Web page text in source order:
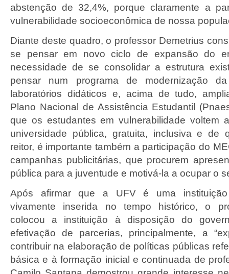
abstenção de 32,4%, porque claramente a
vulnerabilidade socioeconômica de nossa
Diante deste quadro, o professor Demetrius
se pensar em novo ciclo de expansão do
necessidade de se consolidar a estrutura
pensar num programa de modernização
laboratórios didáticos e, acima de tudo,
Plano Nacional de Assistência Estudantil
que os estudantes em vulnerabilidade voltem
universidade pública, gratuita, inclusiva e de
reitor, é importante também a participação do
campanhas publicitárias, que procurem
pública para a juventude e motivá-la a ocupar o
Após afirmar que a UFV é uma instituição
vivamente inserida no tempo histórico, o
colocou a instituição à disposição do
efetivação de parcerias, principalmente, a
contribuir na elaboração de políticas públicas
básica e à formação inicial e continuada de